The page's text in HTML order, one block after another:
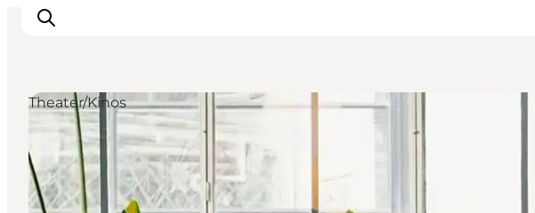
Odense erleben
Veranstaltungen
Reiseplanung
Theater/Kinos